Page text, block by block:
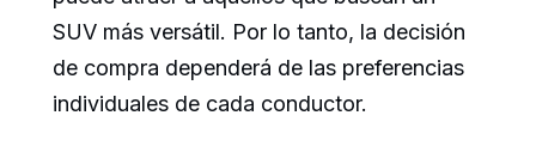
SUV más versátil. Por lo tanto, la decisión
de compra dependerá de las preferencias
individuales de cada conductor.